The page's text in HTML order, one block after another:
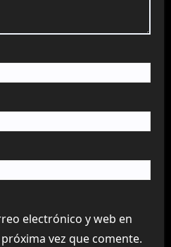
electrónico y web en
vez que comente.